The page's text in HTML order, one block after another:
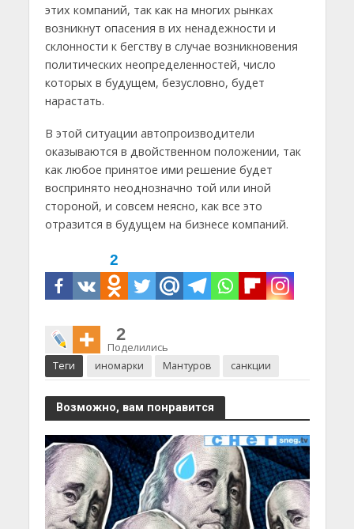
этих компаний, так как на многих рынках
возникнут опасения в их ненадежности и
склонности к бегству в случае возникновения
политических неопределенностей, число
которых в будущем, безусловно, будет
нарастать.
В этой ситуации автопроизводители
оказываются в двойственном положении, так
как любое принятое ими решение будет
воспринято неоднозначно той или иной
стороной, и совсем неясно, как все это
отразится в будущем на бизнесе компаний.
2
2
Поделились
Теги иномарки Мантуров санкции
Возможно, вам понравится